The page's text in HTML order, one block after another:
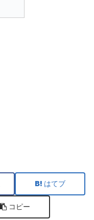
はてブ
コピー